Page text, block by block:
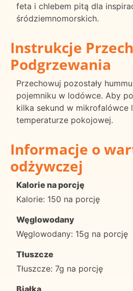
feta i chlebem pitą dla
śródziemnomorskich.
Instrukcje
Podgrzewania
Przechowuj pozostały
pojemniku w lodówce. Aby
kilka sekund w mikrofalówce
temperaturze pokojowej.
Informacje o
odżywczej
Kalorie na porcję
Kalorie: 150 na porcję
Węglowodany
Węglowodany: 15g na porcję
Tłuszcze
Tłuszcze: 7g na porcję
Białka